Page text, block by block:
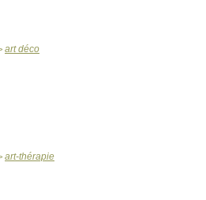
art déco
art-thérapie